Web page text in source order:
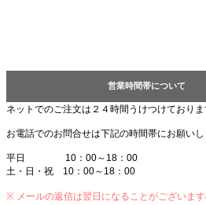
営業時間帯について
ネットでのご注文は２４時間うけつけており
お電話でのお問合せは下記の時間帯にお願い
平日 10：00～18：00
土・日・祝 10：00～18：00
※ メールの返信は翌日になることがございま